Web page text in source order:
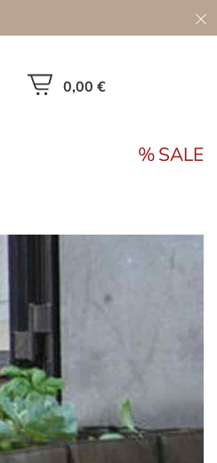
0,00 €
SALE